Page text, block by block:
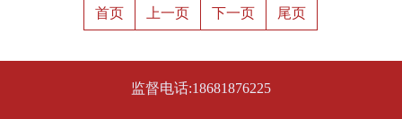
首页 上一页 下一页 尾页
监督电话:18681876225